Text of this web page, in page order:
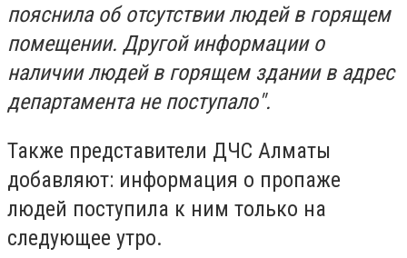
пояснила об отсутствии людей в горящем
помещении. Другой информации о
наличии людей в горящем здании в адрес
департамента не поступало".
Также представители ДЧС Алматы
добавляют: информация о пропаже
людей поступила к ним только на
следующее утро.